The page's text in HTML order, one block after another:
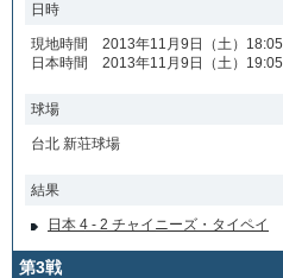
日時
現地時間 2013年11月9日（土）18:05
日本時間 2013年11月9日（土）19:05
球場
台北 新荘球場
結果
日本 4 - 2 チャイニーズ・タイペイ
第3戦